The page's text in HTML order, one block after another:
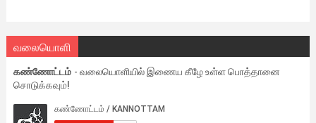
வலையொளி
கண்ணோட்டம் - வலையொளியில் இணைய கீழே உள்ள பொத்தானை
சொடுக்கவும்!